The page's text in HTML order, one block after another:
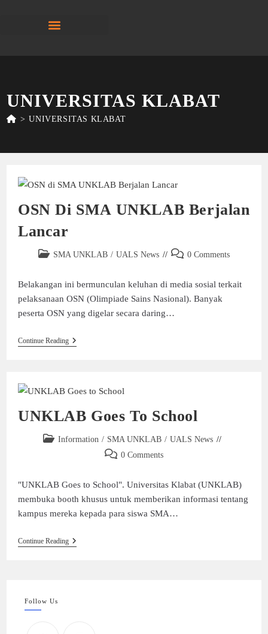
UNIVERSITAS KLABAT
> UNIVERSITAS KLABAT
OSN Di SMA UNKLAB Berjalan
Lancar
SMA UNKLAB / UALS News 0 Comments
Belakangan ini bermunculan keluhan di media sosial terkait
pelaksanaan OSN (Olimpiade Sains Nasional). Banyak
peserta OSN yang digelar secara daring…
Continue Reading
UNKLAB Goes To School
Information / SMA UNKLAB / UALS News
0 Comments
"UNKLAB Goes to School". Universitas Klabat (UNKLAB)
membuka booth khusus untuk memberikan informasi tentang
kampus mereka kepada para siswa SMA…
Continue Reading
Follow Us